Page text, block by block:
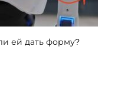
ей дать форму?